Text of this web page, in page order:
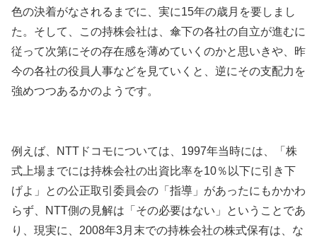
色の決着がなされるまでに、実に15年の歳月を要しまし
た。そして、この持株会社は、傘下の各社の自立が進むに
従って次第にその存在感を薄めていくのかと思いきや、昨
今の各社の役員人事などを見ていくと、逆にその支配力を
強めつつあるかのようです。
例えば、NTTドコモについては、1997年当時には、「株
式上場までには持株会社の出資比率を10％以下に引き下
げよ」との公正取引委員会の「指導」があったにもかかわ
らず、NTT側の見解は「その必要はない」ということであ
り、現実に、2008年3月末での持株会社の株式保有は、な